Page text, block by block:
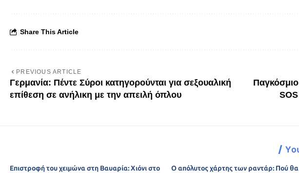
Share This Article
PREVIOUS ARTICLE
Γερμανία: Πέντε Σύροι κατηγορούνται για σεξουαλική
επίθεση σε ανήλικη με την απειλή όπλου
Επιστροφή του χειμώνα στη Βαυαρία: Χιόνι στο Ο απόλυτος χάρτης των ραντάρ: Πού θα